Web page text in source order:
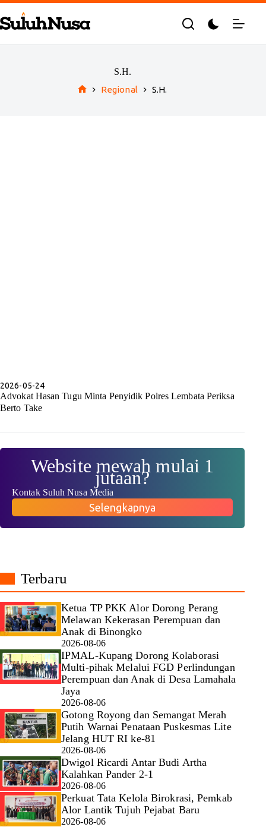
Skip
to
content
S.H.
Regional S.H.
2026-05-24
Advokat Hasan Tugu Minta Penyidik Polres Lembata Periksa
Berto Take
Website mewah mulai 1
jutaan?
Kontak Suluh Nusa Media
Selengkapnya
Terbaru
Ketua TP PKK Alor Dorong Perang
Melawan Kekerasan Perempuan dan
Anak di Binongko
2026-08-06
IPMAL-Kupang Dorong Kolaborasi
Multi-pihak Melalui FGD Perlindungan
Perempuan dan Anak di Desa Lamahala
Jaya
2026-08-06
Gotong Royong dan Semangat Merah
Putih Warnai Penataan Puskesmas Lite
Jelang HUT RI ke-81
2026-08-06
Dwigol Ricardi Antar Budi Artha
Kalahkan Pander 2-1
2026-08-06
Perkuat Tata Kelola Birokrasi, Pemkab
Alor Lantik Tujuh Pejabat Baru
2026-08-06